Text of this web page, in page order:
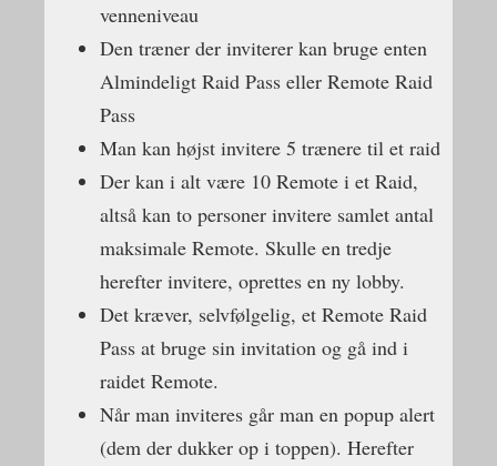
venneniveau
Den træner der inviterer kan bruge enten
Almindeligt Raid Pass eller Remote Raid
Pass
Man kan højst invitere 5 trænere til et raid
Der kan i alt være 10 Remote i et Raid,
altså kan to personer invitere samlet antal
maksimale Remote. Skulle en tredje
herefter invitere, oprettes en ny lobby.
Det kræver, selvfølgelig, et Remote Raid
Pass at bruge sin invitation og gå ind i
raidet Remote.
Når man inviteres går man en popup alert
(dem der dukker op i toppen). Herefter